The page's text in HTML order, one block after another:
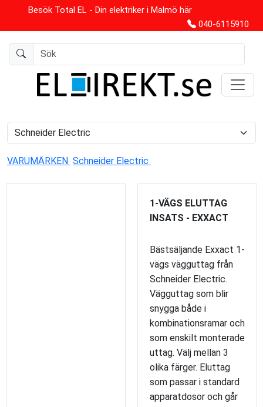
Besök Total EL - Din elektriker i Malmö här
040-6115910
VARUMÄRKEN Schneider Electric
1-VÄGS ELUTTAG
INSATS - EXXACT
Bästsäljande Exxact 1-
vägs vägguttag från
Schneider Electric.
Vägguttag som blir
snygga både i
kombinationsramar och
som enskilt monterade
uttag. Välj mellan 3
olika färger. Eluttag
som passar i standard
apparatdosor och går